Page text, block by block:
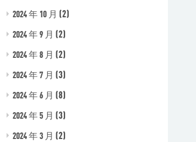
2024 年 10 月 (2)
2024 年 9 月 (2)
2024 年 8 月 (2)
2024 年 7 月 (3)
2024 年 6 月 (8)
2024 年 5 月 (3)
2024 年 3 月 (2)